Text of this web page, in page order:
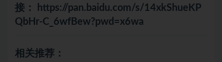
接：
https://pan.baidu.com/s/14xkShueKP
QbHr-C_6wfBew?pwd=x6wa
相关推荐：